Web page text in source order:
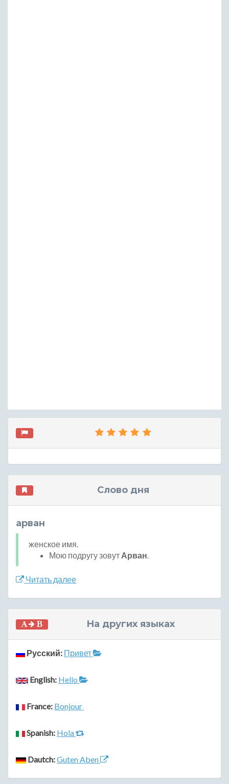
Слово дня
арван
женское имя.
Мою подругу зовут Арван.
Читать далее
На других языках
Русский: Привет
English: Hello
France: Bonjour
Spanish: Hola
Dautch:Guten Aben